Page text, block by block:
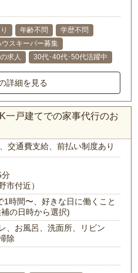
年齢不問
学歴不問
ウスキーパー募集
求人 30代･40代･50代活躍中
詳細を見る
一戸建てでの家事代行のお
、交通費支給、前払い制度あり
分
市付近）
1時間〜、好きな日に働くこと
の日時から選択)
、お風呂、洗面所、リビン
除